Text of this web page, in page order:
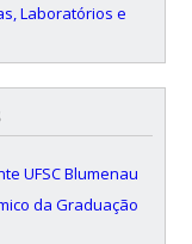
Laboratórios e
UFSC Blumenau
da Graduação